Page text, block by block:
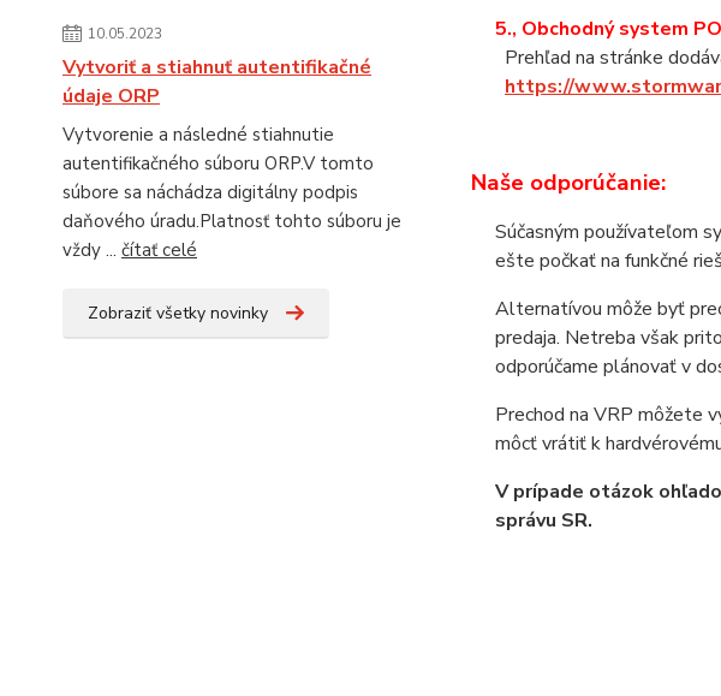
10.05.2023
Vytvoriť a stiahnuť autentifikačné
údaje ORP
Vytvorenie a následné stiahnutie
autentifikačného súboru ORP.V tomto
súbore sa náchádza digitálny podpis
daňového úradu.Platnosť tohto súboru je
vždy ... čítať celé
Zobraziť všetky novinky
5., Obchodný system
Prehľad na stránke
https://
Naše odporúčanie:
Súčasným používateľom
ešte počkať na funkčné
Alternatívou môže byť
predaja. Netreba však
odporúčame plánovať v
Prechod na VRP môžete
môcť vrátiť k
V prípade otázok
správu SR.